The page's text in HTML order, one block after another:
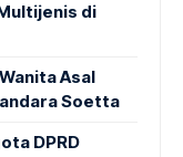
di
Asal
Soetta
DPRD